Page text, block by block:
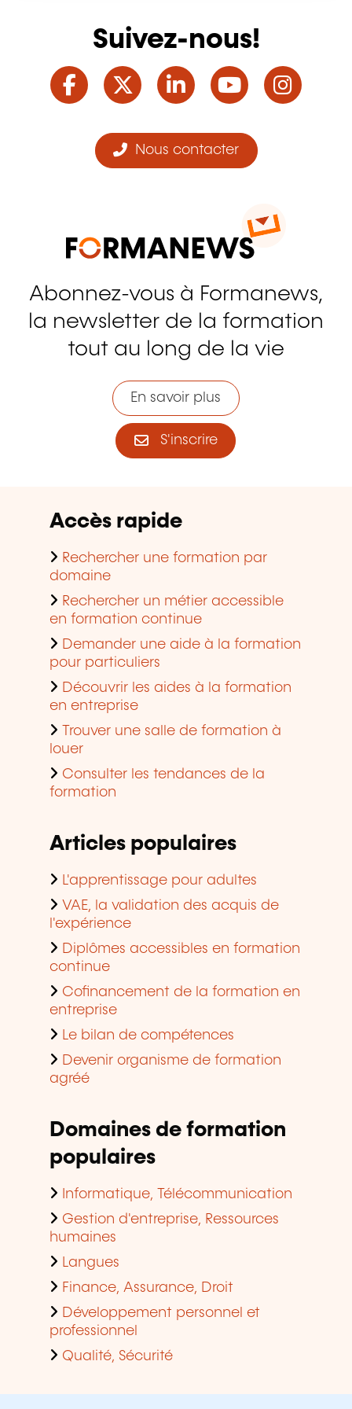
Suivez-nous!
Facebook
TwitterLinkedInYouTube
Nous contacter
Abonnez-vous à Formanews,
la newsletter de la formation
tout au long de la vie
En savoir plus
S'inscrire
Accès rapide
Rechercher une formation par
domaine
Rechercher un métier accessible
en formation continue
Demander une aide à la formation
pour particuliers
Découvrir les aides à la formation
en entreprise
Trouver une salle de formation à
louer
Consulter les tendances de la
formation
Articles populaires
L'apprentissage pour adultes
VAE, la validation des acquis de
l'expérience
Diplômes accessibles en formation
continue
Cofinancement de la formation en
entreprise
Le bilan de compétences
Devenir organisme de formation
agréé
Domaines de formation
populaires
Informatique, Télécommunication
Gestion d'entreprise, Ressources
humaines
Langues
Finance, Assurance, Droit
Développement personnel et
professionnel
Qualité, Sécurité